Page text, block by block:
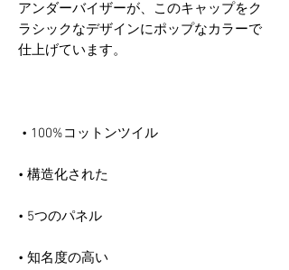
アンダーバイザーが、このキャップをク
ラシックなデザインにポップなカラーで